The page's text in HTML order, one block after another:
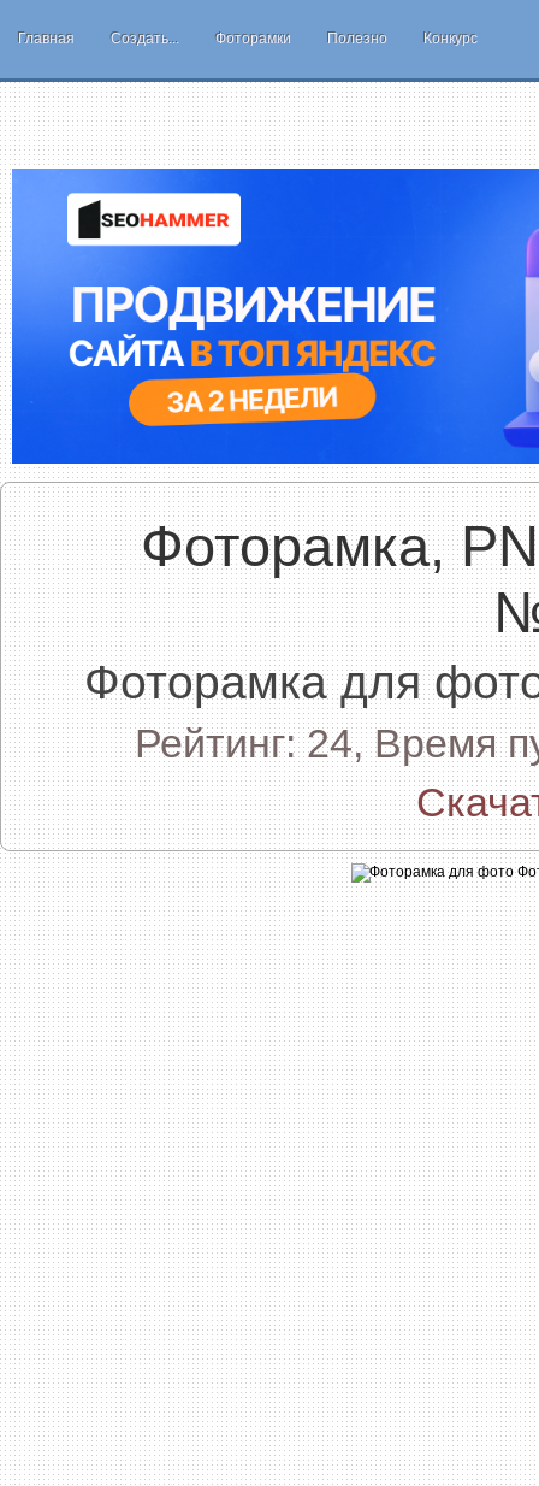
Главная Создать... Фоторамки Полезно Конкурс
Фоторамка,
Фоторамка для
Рейтинг: 24, Время